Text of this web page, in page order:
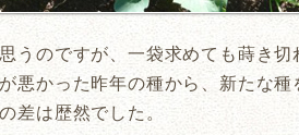
うのですが、一袋求めても蒔き
悪かった昨年の種から、新たな種
差は歴然でした。